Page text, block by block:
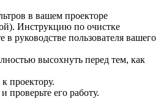
в вашем проекторе
Инструкцию по очистке
в руководстве пользователя вашего
высохнуть перед тем, как
проектору.
проверьте его работу.